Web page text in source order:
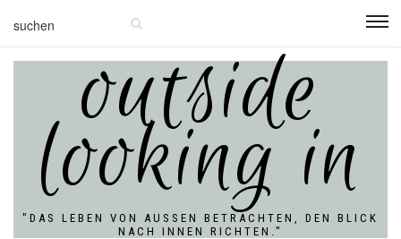
outside
looking in
"DAS LEBEN VON AUSSEN BETRACHTEN, DEN BLICK N
ACH INNEN RICHTEN."